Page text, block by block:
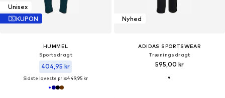
Unisex
KUPON
HUMMEL
Sportsdragt
404,95 kr
Sidste laveste pris:449,95 kr
Nyhed
ADIDAS SPORTSWEAR
Træningsdragt
595,00 kr